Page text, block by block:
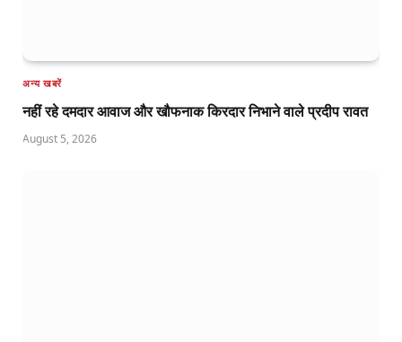
अन्य खबरें
नहीं रहे दमदार आवाज और खौफनाक किरदार निभाने वाले प्रदीप रावत
August 5, 2026